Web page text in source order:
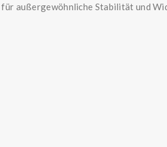
außergewöhnliche Stabilität und